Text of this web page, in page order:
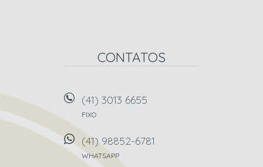
CONTATOS
(41) 3013 6655
FIXO
(41) 98852-6781
WHATSAPP